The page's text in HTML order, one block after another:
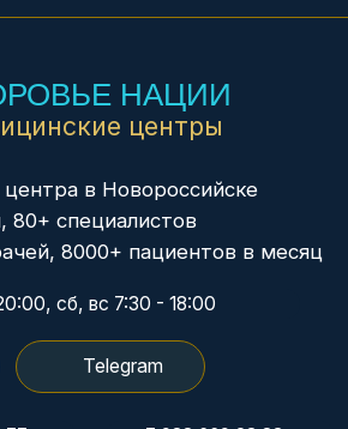
+7 988 669 23 83
+7 988 337 36 50